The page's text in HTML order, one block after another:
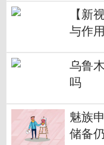
【新
与作用
乌鲁
吗
魅族
储备